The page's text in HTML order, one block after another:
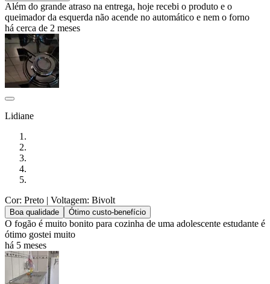
Além do grande atraso na entrega, hoje recebi o produto e o
queimador da esquerda não acende no automático e nem o forno
há cerca de 2 meses
Lidiane
Cor: Preto | Voltagem: Bivolt
Boa qualidade Ótimo custo-benefício
O fogão é muito bonito para cozinha de uma adolescente estudante é
ótimo gostei muito
há 5 meses